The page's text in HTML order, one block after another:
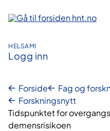
innhold
HELSAMI
Logg inn
Forside Fag og
Forskningsnytt
Tidspunktet for
demensrisikoen